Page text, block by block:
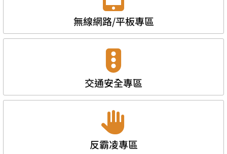
無線網路/平板專區
交通安全專區
反霸凌專區